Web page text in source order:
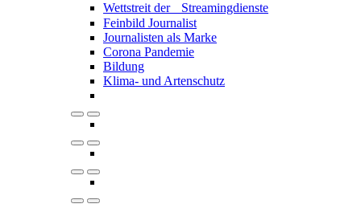
Wettstreit der Streamingdienste
Feinbild Journalist
Journalisten als Marke
Corona Pandemie
Bildung
Klima- und Artenschutz